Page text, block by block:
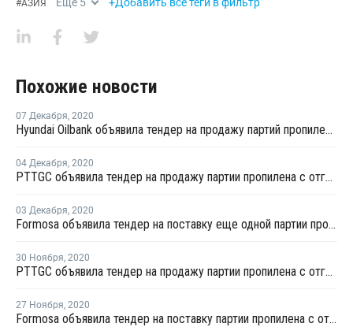
#АЗИЯ
Похожие новости
07 Декабря, 2020
Hyundai Oilbank объявила тендер на продажу партий пропилена с отгрузкой в январе
04 Декабря, 2020
PTTGC объявила тендер на продажу партии пропилена с отгрузкой в середине декабря
03 Декабря, 2020
Formosa объявила тендер на поставку еще одной партии пропилена с отгрузкой в декабре
30 Ноября, 2020
PTTGC объявила тендер на продажу партии пропилена с отгрузкой в начале декабря
27 Ноября, 2020
Formosa объявила тендер на поставку партии пропилена с отгрузкой в декабре